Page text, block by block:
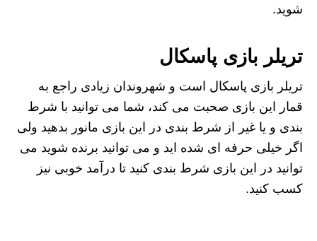
شوید.
تریلر بازی پاسکال
تریلر بازی پاسکال است و شهروندان زیادی راجع به
قمار این بازی صحبت می کند، شما می توانید با شرط
بندی و یا غیر از شرط بندی در این بازی مانور بدهید ولی
اگر خیلی حرفه ای شده اید و می توانید برنده شوید می
توانید در این بازی شرط بندی کنید تا درآمد خوبی نیز
کسب کنید.